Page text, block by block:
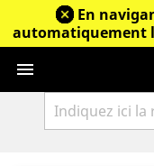
En
automatiquement
